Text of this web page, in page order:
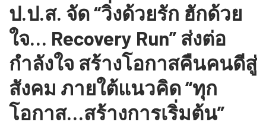
ป.ป.ส. จัด “วิ่งด้วยรัก ฮักด้วย
ใจ… Recovery Run” ส่งต่อ
กำลังใจ สร้างโอกาสคืนคนดีสู่
สังคม ภายใต้แนวคิด “ทุก
โอกาส…สร้างการเริ่มต้น”